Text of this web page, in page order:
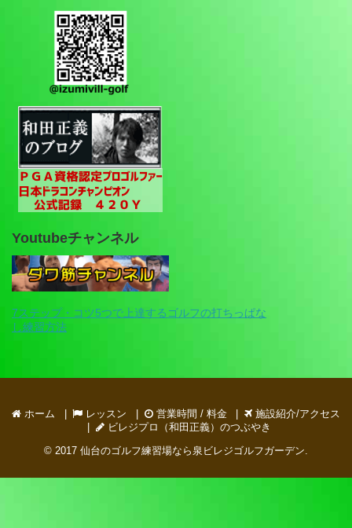
Youtubeチャンネル
7ステップ・コツ5つで上達するゴルフの打ちっぱな
し練習方法
ホーム レッスン 営業時間 / 料金
施設紹介/アクセス
ビレジプロ（和田正義）のつぶやき
© 2017 仙台のゴルフ練習場なら泉ビレジゴルフガーデン